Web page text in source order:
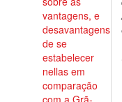
vantagens, e
desavantagens
de se
estabelecer
nellas em
comparação
com a Grã-